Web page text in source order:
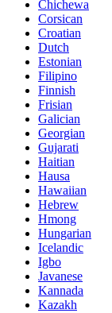
Chichewa
Corsican
Croatian
Dutch
Estonian
Filipino
Finnish
Frisian
Galician
Georgian
Gujarati
Haitian
Hausa
Hawaiian
Hebrew
Hmong
Hungarian
Icelandic
Igbo
Javanese
Kannada
Kazakh